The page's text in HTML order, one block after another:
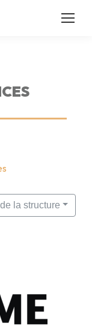
la structure